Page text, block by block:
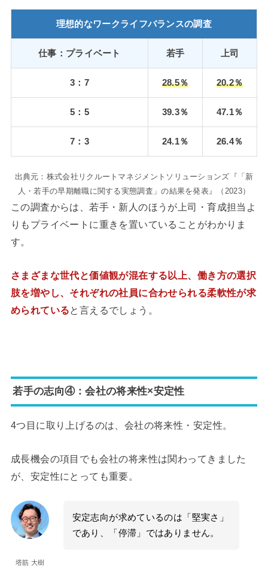
理想的なワークライフバランスの調査
仕事：プライベート 若手 上司
3：7 28.5％ 20.2％
5：5 39.3％ 47.1％
7：3 24.1％ 26.4％
出典元：株式会社リクルートマネジメントソリューションズ『「新
人・若手の早期離職に関する実態調査」の結果を発表』（2023）
この調査からは、若手・新人のほうが上司・育成担当よ
りもプライベートに重きを置いていることがわかりま
す。
さまざまな世代と価値観が混在する以上、働き方の選択
肢を増やし、それぞれの社員に合わせられる柔軟性が求
められている と言えるでしょう。
若手の志向④：会社の将来性×安定性
4つ目に取り上げるのは、会社の将来性・安定性。
成長機会の項目でも会社の将来性は関わってきました
が、安定性にとっても重要。
塔筋 大樹
安定志向が求めているのは「堅実さ」
であり、「停滞」ではありません。